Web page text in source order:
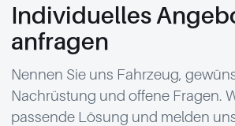
Individuelles
anfragen
Nennen Sie uns Fahrzeug,
Nachrüstung und offene Fragen.
passende Lösung und melden